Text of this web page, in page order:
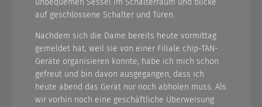
unbequemen Sessel im Schalterraum und blicke
auf geschlossene Schalter und Türen.
Nachdem sich die Dame bereits heute vormittag
gemeldet hat, weil sie von einer Filiale chip-TAN-
Geräte organisieren konnte, habe ich mich schon
gefreut und bin davon ausgegangen, dass ich
heute abend das Gerät nur noch abholen muss. Als
wir vorhin noch eine geschäftliche Überweisung